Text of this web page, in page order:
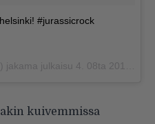
#jurassicrock
jakama julkaisu 4. 08ta 2017 klo 14.39 PDT
kuivemmissa